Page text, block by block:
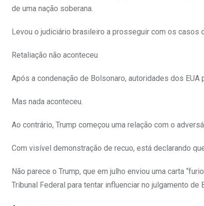
de uma nação soberana.
Levou o judiciário brasileiro a prosseguir com os casos
Retaliação não aconteceu
Após a condenação de Bolsonaro, autoridades dos EUA
Mas nada aconteceu.
Ao contrário, Trump começou uma relação com o
Com visível demonstração de recuo, está declarando
Não parece o Trump, que em julho enviou uma carta
Tribunal Federal para tentar influenciar no julgamento de